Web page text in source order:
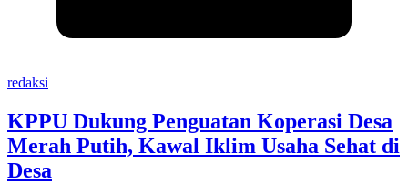
redaksi
KPPU Dukung Penguatan Koperasi Desa
Merah Putih, Kawal Iklim Usaha Sehat di
Desa